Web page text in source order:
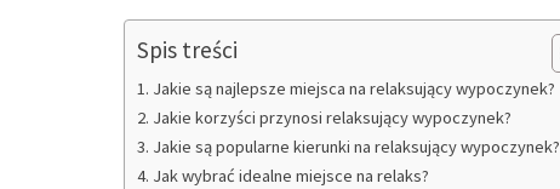
Spis treści
Jakie są najlepsze miejsca na relaksujący wypoczynek?
Jakie korzyści przynosi relaksujący wypoczynek?
Jakie są popularne kierunki na relaksujący wypoczynek?
Jak wybrać idealne miejsce na relaks?